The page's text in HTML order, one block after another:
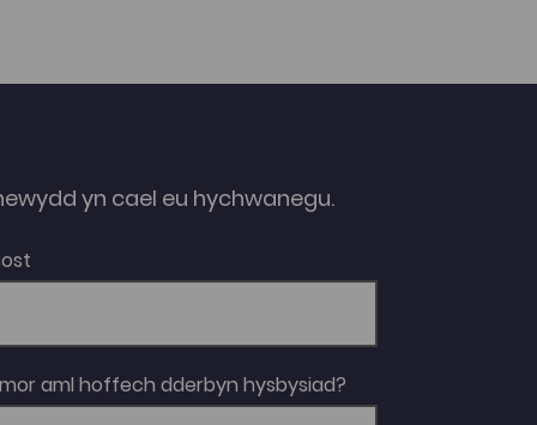
yn cael eu hychwanegu.
aml hoffech dderbyn hysbysiad?